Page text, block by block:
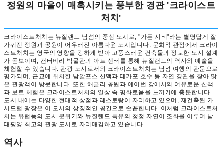
정원의 마을이 매혹시키는 풍부한 경관 '크라이스트
처치'
크라이스트처치는 뉴질랜드 남섬의 중심 도시로, "가든 시티"라는 별명답게 잘
가꿔진 정원과 공원이 어우러진 아름다운 도시입니다. 문화적 관점에서 크라이
스트처치는 영국의 영향을 강하게 받아 고풍스러운 건축물과 정교한 도시 설계
가 돋보이며, 캔터베리 박물관과 아트 센터를 통해 뉴질랜드의 역사와 예술을
체험할 수 있습니다. 관광 도시로서의 크라이스트처치는 남섬 여행의 관문으로
평가되며, 근교에 위치한 남알프스 산맥과 테카포 호수 등 자연 경관을 찾아 많
은 관광객이 방문합니다. 또한 해글리 공원과 에이번 강에서의 여유로운 산책
과 보트 체험은 크라이스트처치의 일상 속 평화로움을 느끼기에 충분합니다.
도시 내에는 다양한 현대적 상점과 레스토랑이 자리하고 있으며, 재건축된 카
시드럴 광장은 이 도시의 상징적인 공간으로 손꼽힙니다. 이처럼 크라이스트처
치는 유럽풍의 도시 분위기와 뉴질랜드 특유의 청정 자연이 조화를 이루며 남
태평양 최고의 관광 도시로 자리매김하고 있습니다.
역사